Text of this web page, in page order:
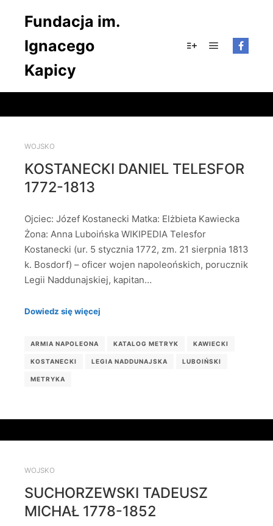
Fundacja im.
Ignacego
Kapicy
WOJSKO
KOSTANECKI DANIEL TELESFOR
1772-1813
Ojciec: Józef Kostanecki Matka: Elżbieta Kawiecka
Żona: Anna Luboińska WIKIPEDIA Telesfor
Kostanecki (ur. 5 stycznia 1772, zm. 21 sierpnia 1813
k. Bosdorf) – oficer wojen napoleońskich, porucznik
Legii Naddunajskiej, kapitan…
Dowiedz się więcej
ARMIA NAPOLEONA KATALOG METRYK KAWIECKI
KOSTANECKI LEGIA NADDUNAJSKA LUBOIŃSKI
METRYKA
WOJSKO
SUCHORZEWSKI TADEUSZ
MICHAŁ 1778-1852